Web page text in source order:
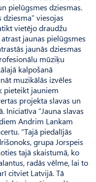
pielūgsmes dziesmas.
viesojas
vietējo draudžu
jaunas pielūgsmes
jaunās dziesmas
mūziķu
kalpošanā
muzikālās izvēles
pieteikt jauniem
projekta slavas un
Iniciatīva “Jauna slavas
Andrim Lankam
“Tajā piedalījās
grupa Jorspeis
tajā skaistumā, ko
radās vēlme, lai to
citviet Latvijā. Tā